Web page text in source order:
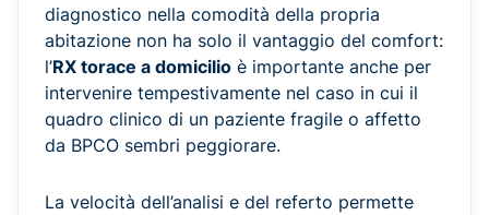
diagnostico nella comodità della propria
abitazione non ha solo il vantaggio del comfort:
l’RX torace a domicilio è importante anche per
intervenire tempestivamente nel caso in cui il
quadro clinico di un paziente fragile o affetto
da BPCO sembri peggiorare.
La velocità dell’analisi e del referto permette